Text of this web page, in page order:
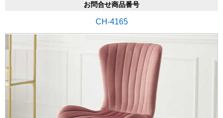
お問合せ商品番号
CH-4165